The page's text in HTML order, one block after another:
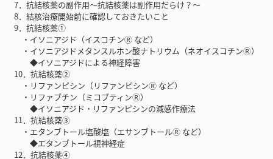
7．抗結核薬の副作用〜抗結核薬は副作用だらけ？〜
8．結核治療開始前に確認しておきたいこと
9．抗結核薬①
・イソニアジド（イスコチンⓇ など）
・イソニアジドメタンスルホン酸ナトリウム（ネオイスコチンⓇ）
◆イソニアジドによる神経障害
10．抗結核薬②
・リファンピシン（リファンピシンⓇ など）
・リファブチン（ミコブティンⓇ）
◆イソニアジド・リファンピシンの減感作療法
11．抗結核薬③
・エタンブトール塩酸塩（エサンブトールⓇ など）
◆エタンブトール視神経症
12．抗結核薬④